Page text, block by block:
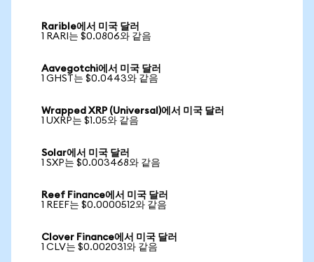
Rarible에서 미국 달러
1 RARI는 $0.0806와 같음
Aavegotchi에서 미국 달러
1 GHST는 $0.0443와 같음
Wrapped XRP (Universal)에서 미국 달러
1 UXRP는 $1.05와 같음
Solar에서 미국 달러
1 SXP는 $0.003468와 같음
Reef Finance에서 미국 달러
1 REEF는 $0.0000512와 같음
Clover Finance에서 미국 달러
1 CLV는 $0.002031와 같음